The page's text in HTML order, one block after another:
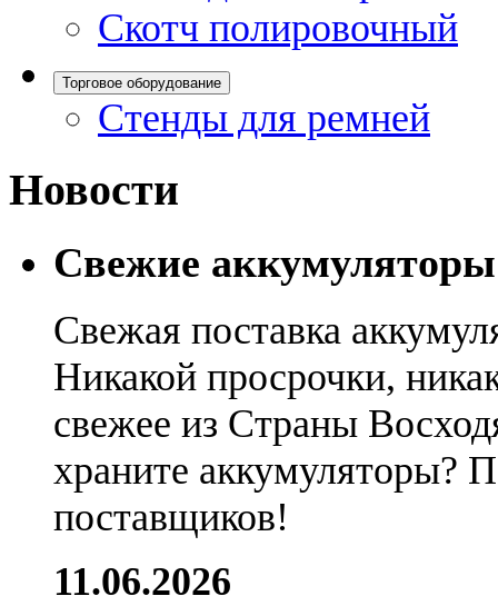
Скотч полировочный
Торговое оборудование
Стенды для ремней
Новости
Свежие
Свежая поставка
Никакой просрочки,
свежее из Страны
храните аккумуляторы?
поставщиков!
11.06.2026